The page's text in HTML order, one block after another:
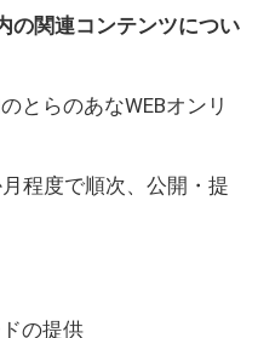
の関連コンテンツについ
とらのあなWEBオンリ
程度で順次、公開・提
の提供